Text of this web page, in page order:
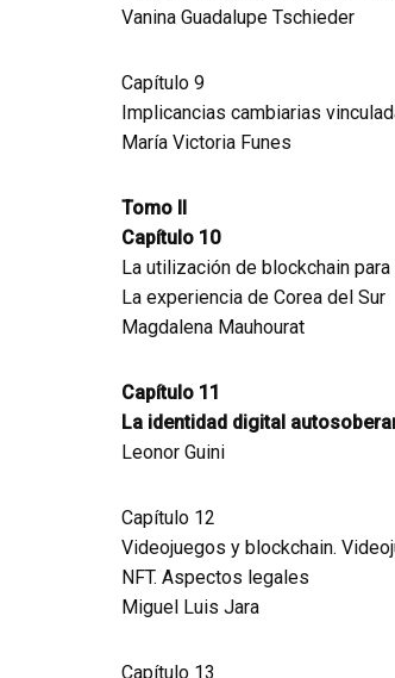
Vanina Guadalupe Tschieder
Capítulo 9
Implicancias cambiarias
María Victoria Funes
Tomo II
Capítulo 10
La utilización de blockchain
La experiencia de Corea del Sur
Magdalena Mauhourat
Capítulo 11
La identidad digital
Leonor Guini
Capítulo 12
Videojuegos y blockchain.
NFT. Aspectos legales
Miguel Luis Jara
Capítulo 13